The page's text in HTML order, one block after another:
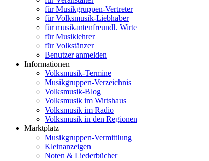
für Musikgruppen-Vertreter
für Volksmusik-Liebhaber
für musikantenfreundl. Wirte
für Musiklehrer
für Volkstänzer
Benutzer anmelden
Informationen
Volksmusik-Termine
Musikgruppen-Verzeichnis
Volksmusik-Blog
Volksmusik im Wirtshaus
Volksmusik im Radio
Volksmusik in den Regionen
Marktplatz
Musikgruppen-Vermittlung
Kleinanzeigen
Noten & Liederbücher